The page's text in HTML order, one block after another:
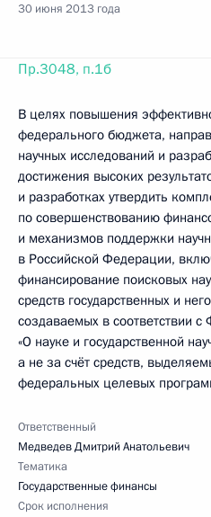
30 июня 2013 года
Пр.3048, п.1б
В целях повышения
федерального бюджета,
научных исследований и
достижения высоких
и разработках утвердить
по совершенствованию
и механизмов поддержки
в Российской Федерации,
финансирование поисковых
средств государственных и
создаваемых в соответствии
«О науке и государственной
а не за счёт средств,
федеральных целевых
Ответственный
Медведев Дмитрий Анатольевич
Тематика
Государственные финансы
Срок исполнения